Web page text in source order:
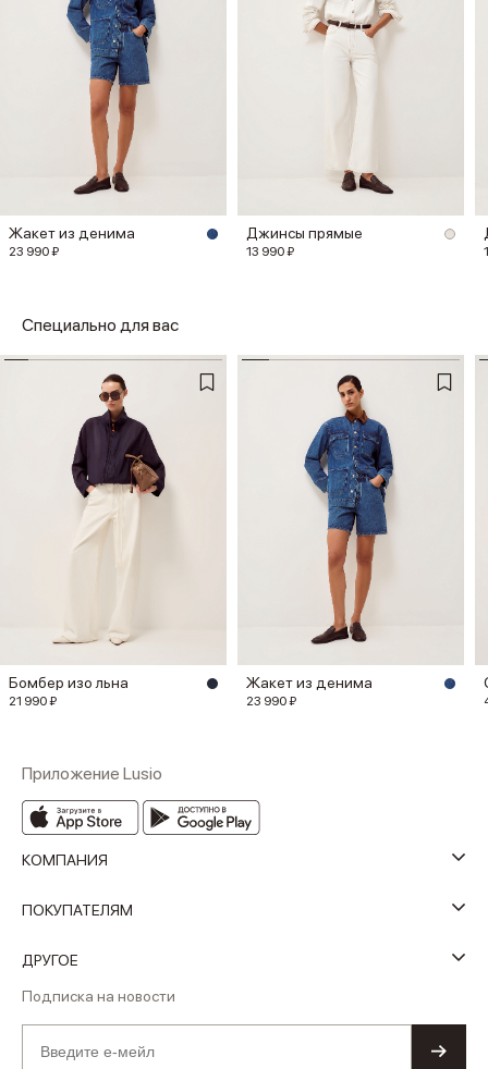
Жакет из денима
23 990 ₽
Джинсы прямые
13 990 ₽
Специально для вас
Бомбер изо льна
21 990 ₽
Жакет из денима
23 990 ₽
Приложение Lusio
КОМПАНИЯ
ПОКУПАТЕЛЯМ
ДРУГОЕ
Подписка на новости